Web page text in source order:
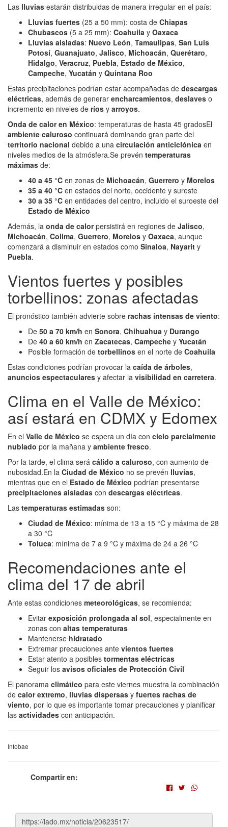
Las lluvias estarán distribuidas de manera irregular en el país:
Lluvias fuertes (25 a 50 mm): costa de Chiapas
Chubascos (5 a 25 mm): Coahuila y Oaxaca
Lluvias aisladas: Nuevo León, Tamaulipas, San Luis
Potosí, Guanajuato, Jalisco, Michoacán, Querétaro,
Hidalgo, Veracruz, Puebla, Estado de México,
Campeche, Yucatán y Quintana Roo
Estas precipitaciones podrían estar acompañadas de descargas
eléctricas, además de generar encharcamientos, deslaves o
incremento en niveles de ríos y arroyos.
Onda de calor en México: temperaturas de hasta 45 gradosEl
ambiente caluroso continuará dominando gran parte del
territorio nacional debido a una circulación anticiclónica en
niveles medios de la atmósfera.Se prevén temperaturas
máximas de:
40 a 45 °C en zonas de Michoacán, Guerrero y Morelos
35 a 40 °C en estados del norte, occidente y sureste
30 a 35 °C en entidades del centro, incluido el suroeste del
Estado de México
Además, la onda de calorpersistirá en regiones de Jalisco,
Michoacán, Colima, Guerrero, Morelos y Oaxaca, aunque
comenzará a disminuir en estados como Sinaloa, Nayarit y
Puebla.
Vientos fuertes y posibles
torbellinos: zonas afectadas
El pronóstico también advierte sobre rachas intensas de viento:
De 50 a 70 km/h en Sonora, Chihuahua y Durango
De 40 a 60 km/h en Zacatecas, Campeche y Yucatán
Posible formación de torbellinos en el norte de Coahuila
Estas condiciones podrían provocar la caída de árboles,
anuncios espectaculares y afectar la visibilidad en carretera.
Clima en el Valle de México:
así estará en CDMX y Edomex
En el Valle de México se espera un día con cielo parcialmente
nublado por la mañana y ambiente fresco.
Por la tarde, el clima será cálido a caluroso, con aumento de
nubosidad.En la Ciudad de México no se prevén lluvias,
mientras que en el Estado de México podrían presentarse
precipitaciones aisladas con descargas eléctricas.
Las temperaturas estimadas son:
Ciudad de México: mínima de 13 a 15 °C y máxima de 28
a 30 °C
Toluca: mínima de 7 a 9 °C y máxima de 24 a 26 °C
Recomendaciones ante el
clima del 17 de abril
Ante estas condiciones meteorológicas, se recomienda:
Evitar exposición prolongada al sol, especialmente en
zonas con altas temperaturas
Mantenerse hidratado
Extremar precauciones ante vientos fuertes
Estar atento a posibles tormentas eléctricas
Seguir los avisos oficiales de Protección Civil
El panorama climático para este viernes muestra la combinación
de calor extremo, lluvias dispersas y fuertes rachas de
viento, por lo que es importante tomar precauciones y planificar
las actividades con anticipación.
Infobae
Compartir en: